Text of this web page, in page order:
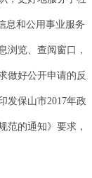
息和公用事业服务
浏览、查阅窗口，
做好公开申请的反
发保山市2017年政
范的通知》要求，